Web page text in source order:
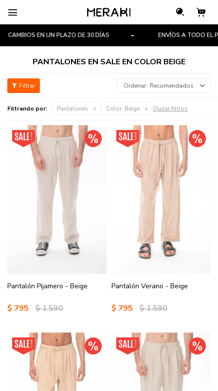

CAMBIOS EN UN PLAZO DE 30 DÍAS ENVÍOS A TODO EL
PANTALONES EN SALE EN COLOR BEIGE
Recomendados
Filtrando por: Pantalones Color: Beige Quitar filtros
Pantalón Pijamero - Beige
$ 795 $1.590
Pantalón Verano - Beige
$ 795 $1.590